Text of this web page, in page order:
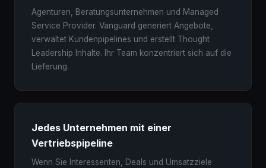
Agenturen, Beratungsunternehmen und Managed
Service Provider. Vanguard generiert Angebote,
verwaltet Kundenpipelines und erstellt Thought
Leadership Inhalte. Ihr Team konzentriert sich auf die
Lieferung.
Jedes Unternehmen mit einer
Vertriebspipeline
Wenn Sie Interessenten, Deals und Umsatzziele